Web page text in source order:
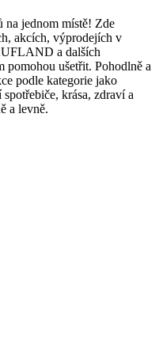
na jednom místě! Zde
akcích, výprodejích v
a dalších
pomohou ušetřit. Pohodlně a
podle kategorie jako
krása, zdraví a
a levně.